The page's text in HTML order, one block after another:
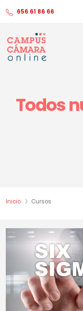
656 61 86 66
Todos
Inicio Cursos